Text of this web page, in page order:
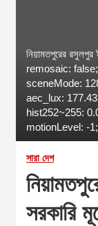
নিয়ামতপুরের
remosaic:
sceneMode:
aec_lux:
hist252~255:
motionLevel: -
সারা দেশ
সরকারি